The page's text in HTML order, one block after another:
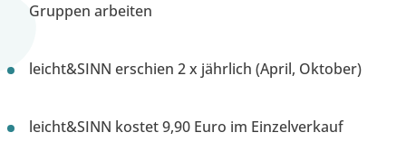
Gruppen arbeiten
leicht&SINN erschien 2 x jährlich (April, Oktober)
leicht&SINN kostet 9,90 Euro im Einzelverkauf